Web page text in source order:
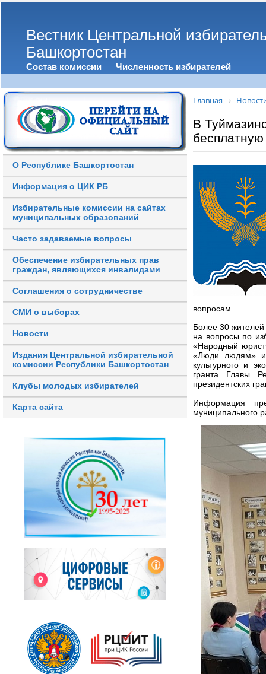
Вестник Центральной
Башкортостан
Состав комиссии Численность избирателей
О Республике Башкортостан
Информация о ЦИК РБ
Избирательные комиссии на сайтах
муниципальных образований
Часто задаваемые вопросы
Обеспечение избирательных прав
граждан, являющихся инвалидами
Соглашения о сотрудничестве
СМИ о выборах
Новости
Издания Центральной избирательной
комиссии Республики Башкортостан
Клубы молодых избирателей
Карта сайта
Главная
В
вопросам.
Более 30
на вопросы по
«Народный
«Люди людям» и
культурного и
гранта Главы
президентских
Информация
муниципального